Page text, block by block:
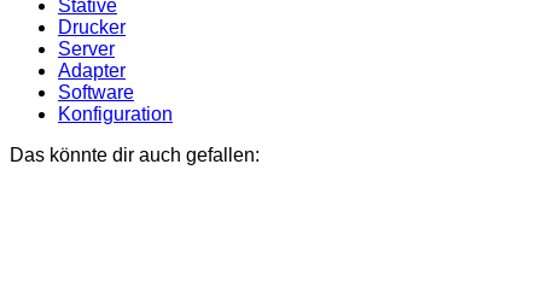
Stative
Drucker
Server
Adapter
Software
Konfiguration
Das könnte dir auch gefallen: